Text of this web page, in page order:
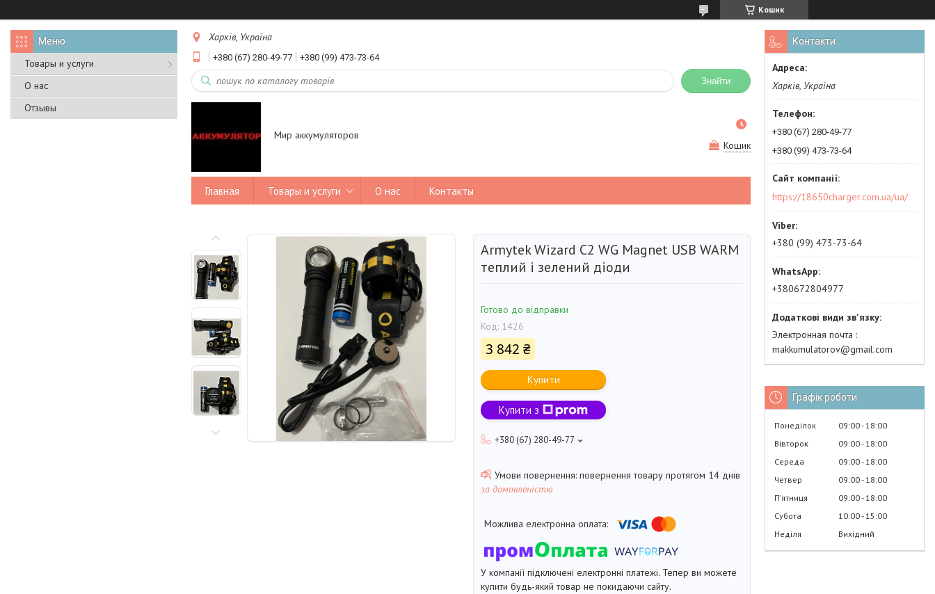
Кошик
Товары и услуги
О нас
Отзывы
Харків, Україна
+380 (67) 280-49-77 +380 (99) 473-73-64
Знайти
Мир аккумуляторов
Кошик
Главная Товары и услуги О нас Контакты
Armytek Wizard C2 WG Magnet USB WARM
теплий і зелений діоди
Готово до відправки
Код: 1426
3 842 ₴
Купити
Купити з
+380 (67) 280-49-77
повернення товару протягом 14 днів
за домовленістю
У компанії підключені електронні платежі. Тепер ви можете
купити будь-який товар не покидаючи сайту.
Контакти
Харків, Україна
+380 (67) 280-49-77
+380 (99) 473-73-64
https://18650charger.com.ua/ua/
+380 (99) 473-73-64
+380672804977
Электронная почта
makkumulatorov@gmail.com
Графік роботи
Понеділок 09:00 18:00
Вівторок
09:00 18:00
Середа
09:00 18:00
Четвер
09:00 18:00
Пʼятниця
09:00 18:00
Субота
10:00 15:00
Неділя
Вихідний